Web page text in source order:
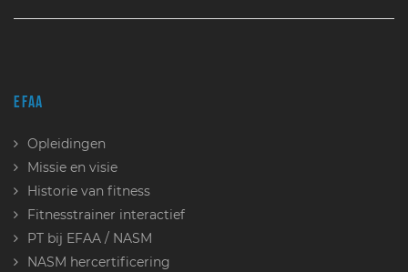
EFAA
Opleidingen
Missie en visie
Historie van fitness
Fitnesstrainer interactief
PT bij EFAA / NASM
NASM hercertificering